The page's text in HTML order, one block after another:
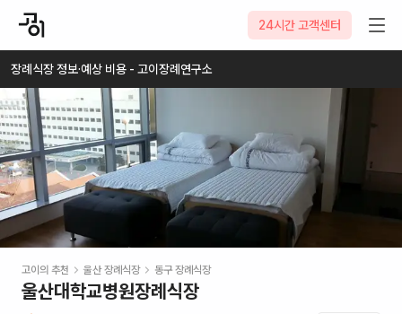
24시간 고객센터
2026-08-10
장례식장 정보·예상 비용 - 고이장례연구소
고이의 추천 울산장례식장 동구 장례식장
울산대학교병원장례식장